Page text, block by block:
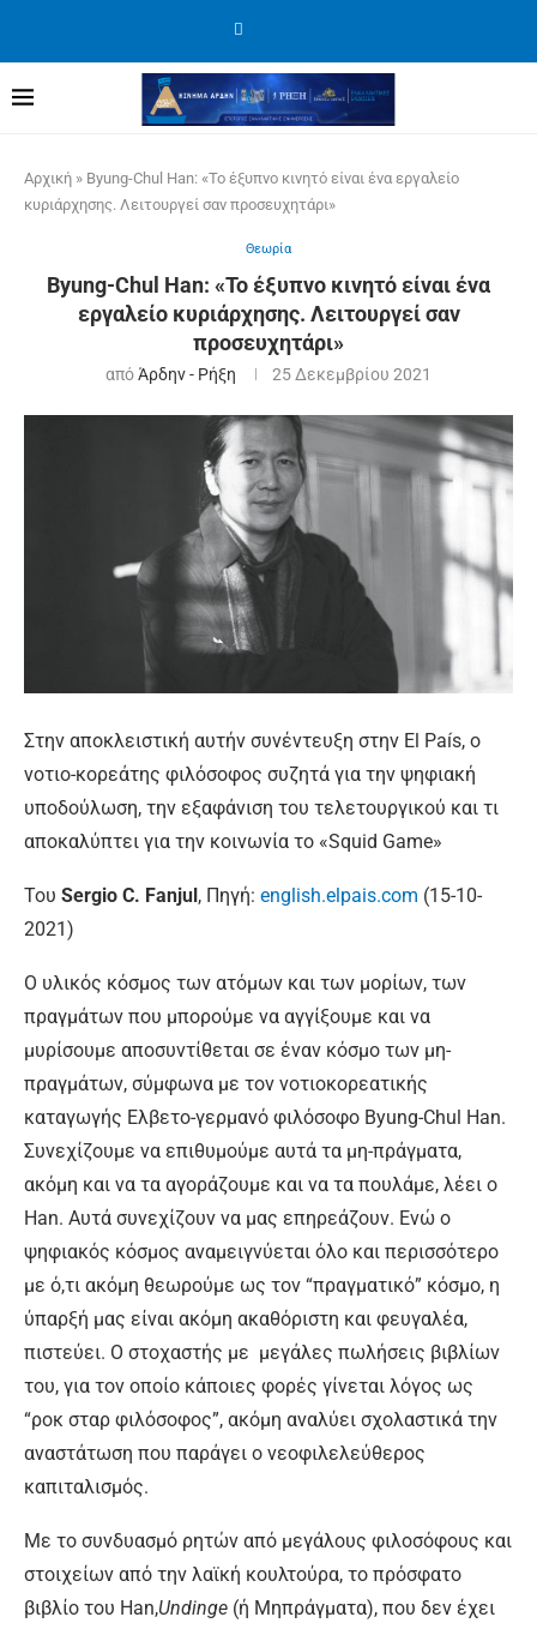
Αρχική » Byung-Chul Han: «Το έξυπνο κινητό είναι ένα εργαλείο
κυριάρχησης. Λειτουργεί σαν προσευχητάρι»
Θεωρία
Byung-Chul Han: «Το έξυπνο κινητό είναι ένα
εργαλείο κυριάρχησης. Λειτουργεί σαν
προσευχητάρι»
απόΆρδην - Ρήξη 25 Δεκεμβρίου 2021
Στην αποκλειστική αυτήν συνέντευξη στην El País, ο
νοτιο-κορεάτης φιλόσοφος συζητά για την ψηφιακή
υποδούλωση, την εξαφάνιση του τελετουργικού και τι
αποκαλύπτει για την κοινωνία το «Squid Game»
Του Sergio C. Fanjul , Πηγή: english.elpais.com (15-10-
2021)
Ο υλικός κόσμος των ατόμων και των μορίων, των
πραγμάτων που μπορούμε να αγγίξουμε και να
μυρίσουμε αποσυντίθεται σε έναν κόσμο των μη-
πραγμάτων, σύμφωνα με τον νοτιοκορεατικής
καταγωγής Ελβετο-γερμανό φιλόσοφο Byung-Chul Han.
Συνεχίζουμε να επιθυμούμε αυτά τα μη-πράγματα,
ακόμη και να τα αγοράζουμε και να τα πουλάμε, λέει ο
Han. Αυτά συνεχίζουν να μας επηρεάζουν. Ενώ ο
ψηφιακός κόσμος αναμειγνύεται όλο και περισσότερο
με ό,τι ακόμη θεωρούμε ως τον “πραγματικό” κόσμο, η
ύπαρξή μας είναι ακόμη ακαθόριστη και φευγαλέα,
πιστεύει. O στοχαστής με μεγάλες πωλήσεις βιβλίων
του, για τον οποίο κάποιες φορές γίνεται λόγος ως
“ροκ σταρ φιλόσοφος”, ακόμη αναλύει σχολαστικά την
αναστάτωση που παράγει ο νεοφιλελεύθερος
καπιταλισμός.
Με το συνδυασμό ρητών από μεγάλους φιλοσόφους και
στοιχείων από την λαϊκή κουλτούρα, το πρόσφατο
βιβλίο του Han,Undinge (ή Μηπράγματα), που δεν έχει